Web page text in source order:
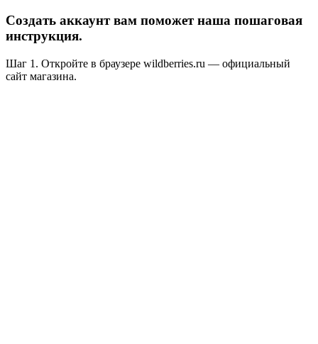
Создать аккаунт вам поможет наша пошаговая
инструкция.
Шаг 1. Откройте в браузере wildberries.ru — официальный
сайт магазина.